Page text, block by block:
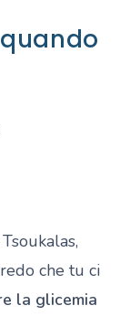
che tu ci
la glicemia